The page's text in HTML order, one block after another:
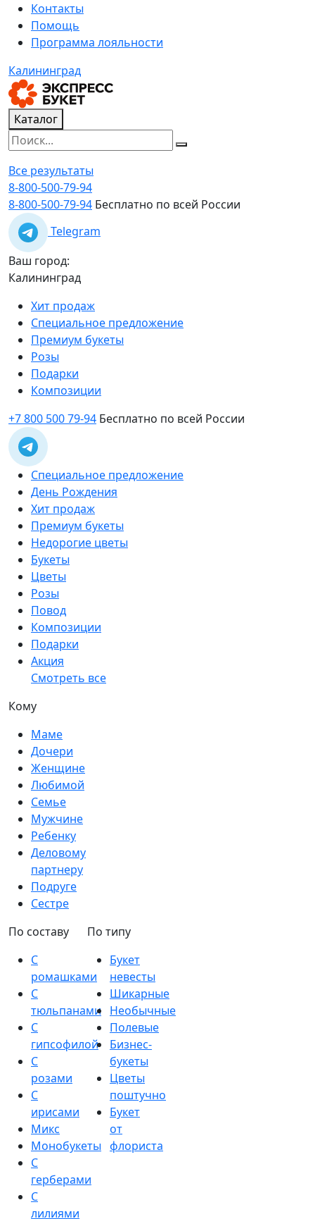
Контакты
Помощь
Программа лояльности
Калининград
Каталог
Все результаты
8-800-500-79-94
8-800-500-79-94 Бесплатно по всей России
Telegram
Ваш город:
Калининград
Хит продаж
Специальное предложение
Премиум букеты
Розы
Подарки
Композиции
+7 800 500 79-94 Бесплатно по всей России
Специальное предложение
День Рождения
Хит продаж
Премиум букеты
Недорогие цветы
Букеты
Цветы
Розы
Повод
Композиции
Подарки
Акция
Смотреть все
Кому
Маме
Дочери
Женщине
Любимой
Семье
Мужчине
Ребенку
Деловому
партнеру
Подруге
Сестре
По составу
С
ромашками
С
тюльпанами
С
гипсофилой
С
розами
С
ирисами
Микс
Монобукеты
С
герберами
С
лилиями
По типу
Букет
невесты
Шикарные
Необычные
Полевые
Бизнес-
букеты
Цветы
поштучно
Букет
от
флориста